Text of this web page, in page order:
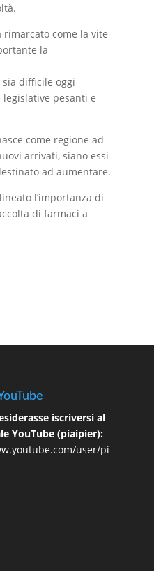
come la vite
la
difficile oggi
pesanti e
come regione ad
arrivati, siano essi
ad aumentare.
l’importanza di
di farmaci a
iscriversi al
YouTube (piaipier):
user/pi